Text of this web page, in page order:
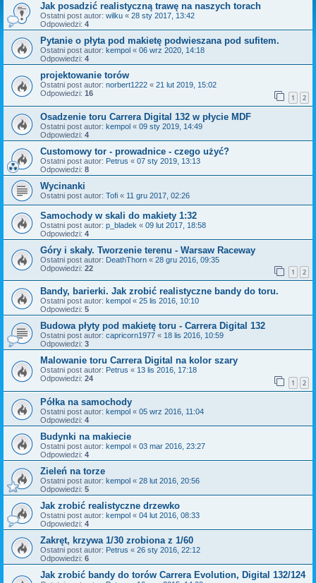
Jak posadzić realistyczną trawę na naszych torach
Ostatni post autor: wilku « 28 sty 2017, 13:42
Odpowiedzi: 4
Pytanie o płyta pod makietę podwieszana pod sufitem.
Ostatni post autor: kempol « 06 wrz 2020, 14:18
Odpowiedzi: 4
projektowanie torów
Ostatni post autor: norbert1222 « 21 lut 2019, 15:02
Odpowiedzi: 16 1 2
Osadzenie toru Carrera Digital 132 w płycie MDF
Ostatni post autor: kempol « 09 sty 2019, 14:49
Odpowiedzi: 4
Customowy tor - prowadnice - czego użyć?
Ostatni post autor: Petrus « 07 sty 2019, 13:13
Odpowiedzi: 8
Wycinanki
Ostatni post autor: Tofi « 11 gru 2017, 02:26
Samochody w skali do makiety 1:32
Ostatni post autor: p_bladek « 09 lut 2017, 18:58
Odpowiedzi: 4
Góry i skały. Tworzenie terenu - Warsaw Raceway
Ostatni post autor: DeathThorn « 28 gru 2016, 09:35
Odpowiedzi: 22 1 2
Bandy, barierki. Jak zrobić realistyczne bandy do toru.
Ostatni post autor: kempol « 25 lis 2016, 10:10
Odpowiedzi: 5
Budowa płyty pod makietę toru - Carrera Digital 132
Ostatni post autor: capricorn1977 « 18 lis 2016, 10:59
Odpowiedzi: 3
Malowanie toru Carrera Digital na kolor szary
Ostatni post autor: Petrus « 13 lis 2016, 17:18
Odpowiedzi: 24 1 2
Półka na samochody
Ostatni post autor: kempol « 05 wrz 2016, 11:04
Odpowiedzi: 4
Budynki na makiecie
Ostatni post autor: kempol « 03 mar 2016, 23:27
Odpowiedzi: 4
Zieleń na torze
Ostatni post autor: kempol « 28 lut 2016, 20:56
Odpowiedzi: 5
Jak zrobić realistyczne drzewko
Ostatni post autor: kempol « 04 lut 2016, 08:33
Odpowiedzi: 4
Zakręt, krzywa 1/30 zrobiona z 1/60
Ostatni post autor: Petrus « 26 sty 2016, 22:12
Odpowiedzi: 6
Jak zrobić bandy do torów Carrera Evolution, Digital 132/124